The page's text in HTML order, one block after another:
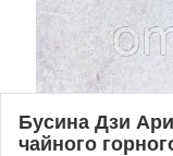
Бусина Дзи
чайного